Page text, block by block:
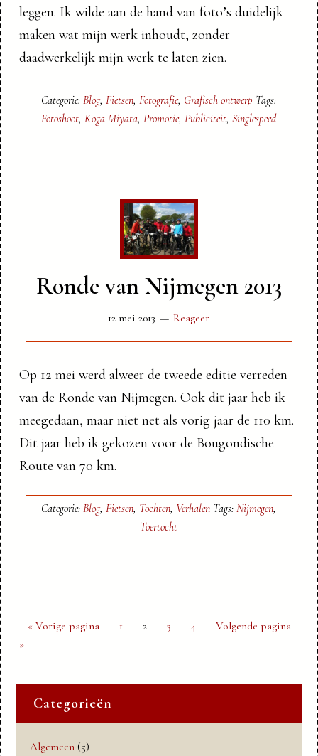
leggen. Ik wilde aan de hand van foto’s duidelijk
maken wat mijn werk inhoudt, zonder
daadwerkelijk mijn werk te laten zien.
Categorie:Blog,Fietsen,Fotografie, Grafisch ontwerp Tags:
Fotoshoot,Koga Miyata,Promotie,Publiciteit,Singlespeed
Ronde van Nijmegen 2013
12 mei 2013 Reageer
Op 12 mei werd alweer de tweede editie verreden
van de Ronde van Nijmegen. Ook dit jaar heb ik
meegedaan, maar niet net als vorig jaar de 110 km.
Dit jaar heb ik gekozen voor de Bougondische
Route van 70 km.
Categorie:Blog,Fietsen, Tochten, Verhalen Tags:Nijmegen,
Toertocht
« Ga
Vorige pagina Pagina
1 Pagina
2 Pagina
3 Pagina
4
Ga
Volgende pagina
»
Categorieën
Algemeen (5)